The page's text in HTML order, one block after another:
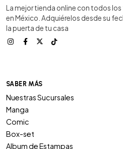
La mejor tienda online con todos
en México. Adquiérelos desde su
la puerta de tu casa
SABER MÁS
Nuestras Sucursales
Manga
Comic
Box-set
Album de Estampas